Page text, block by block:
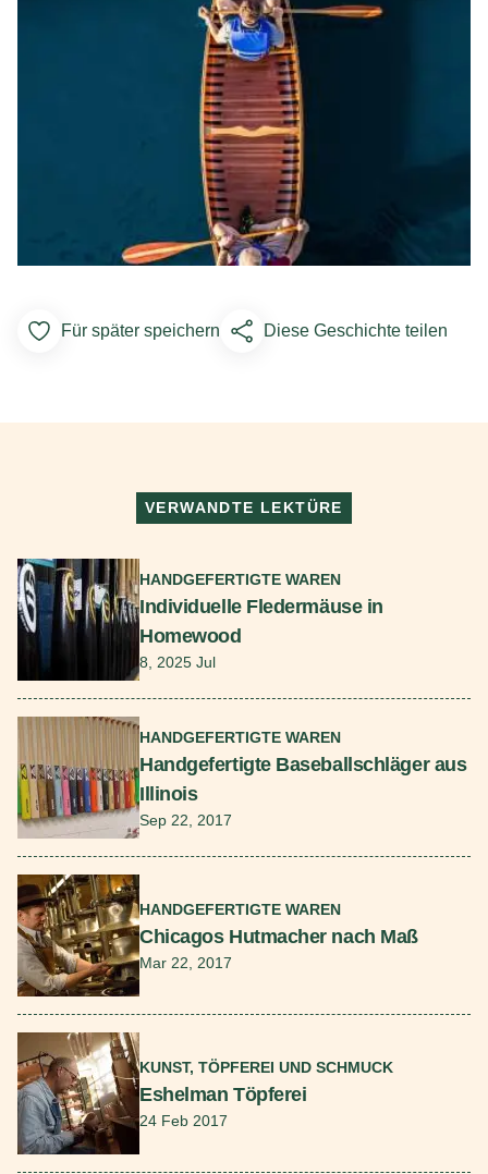
Add to Favorites
Für später speichern Diese Geschichte teilen
VERWANDTE LEKTÜRE
HANDGEFERTIGTE WAREN
Individuelle Fledermäuse in
Homewood
8, 2025 Jul
HANDGEFERTIGTE WAREN
Handgefertigte Baseballschläger aus
Illinois
Sep 22, 2017
HANDGEFERTIGTE WAREN
Chicagos Hutmacher nach Maß
Mar 22, 2017
KUNST, TÖPFEREI UND SCHMUCK
Eshelman Töpferei
24 Feb 2017